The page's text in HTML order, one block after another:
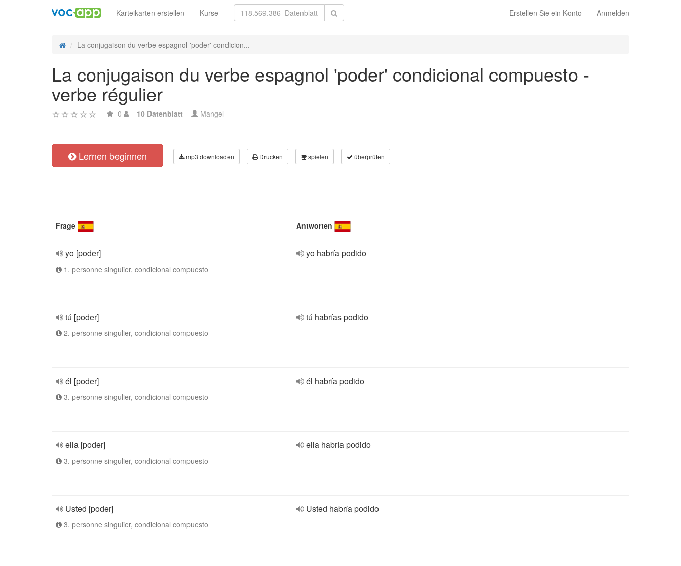
Erstellen Sie ein Konto Anmelden
Karteikarten erstellen Kurse
La conjugaison du verbe espagnol 'poder' condicion...
La conjugaison du verbe espagnol 'poder' condicional compuesto -
verbe régulier
0 10 Datenblatt Mangel
Lernen beginnen mp3 downloaden Drucken spielen überprüfen
Frage Antworten
yo [poder]
1. personne singulier, condicional compuesto
yo habría podido
tú [poder]
2. personne singulier, condicional compuesto
tú habrías podido
él [poder]
3. personne singulier, condicional compuesto
él habría podido
ella [poder]
3. personne singulier, condicional compuesto
ella habría podido
Usted [poder]
3. personne singulier, condicional compuesto
Usted habría podido